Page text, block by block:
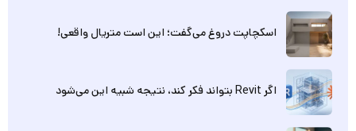
اسکچاپت دروغ می‌گفت؛ این است متریال واقعی!
اگر Revit بتواند فکر کند، نتیجه شبیه این می‌شود